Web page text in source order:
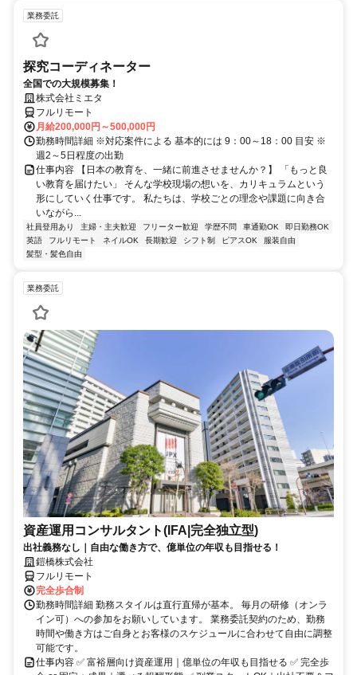
業務委託
探究コーディネーター
全国での大規模募集！
株式会社ミエタ
フルリモート
月給200,000円～500,000円
勤務時間詳細 ※対応案件による 基本的には 9：00～18：00 目安 ※
週2～5日程度の出勤
仕事内容 【日本の教育を、一緒に前進させませんか？】 「もっと良
い教育を届けたい」 そんな学校現場の想いを、カリキュラムという
形にしていく仕事です。 私たちは、学校ごとの理念や課題に向き合
いながら...
社員登用あり 主婦・主夫歓迎 フリーター歓迎 学歴不問 車通勤OK
即日勤務OK
英語
フルリモート ネイルOK 長期歓迎 シフト制 ピアスOK
服装自由
髪型・髪色自由
業務委託
資産運用コンサルタント(IFA|完全独立型)
出社義務なし｜自由な働き方で、億単位の年収も目指せる！
鎧橋株式会社
フルリモート
完全歩合制
勤務時間詳細 勤務スタイルは直行直帰が基本。 毎月の研修（オンラ
イン可）への参加をお願いしています。 業務委託契約のため、勤務
時間や働き方はご自身とお客様のスケジュールに合わせて自由に調整
可能です。
仕事内容 ✅ 富裕層向け資産運用｜億単位の年収も目指せる ✅ 完全歩